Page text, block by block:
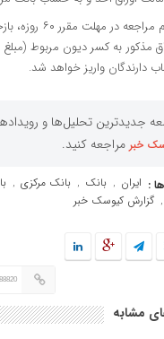
در صورت عدم
دارندگان واریز خواهد شد.
جدیدترین تحلیل‌ها و
خبر مراجعه کنید.
: ایران , بانک , بانک مرکزی ,
, گزارش کیوسک خبر
مشابه